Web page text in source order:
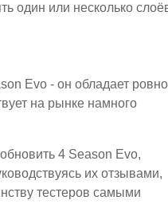
один или несколько
Evo - он обладает ровно
на рынке намного
4 Season Evo,
их отзывами,
тестеров самыми